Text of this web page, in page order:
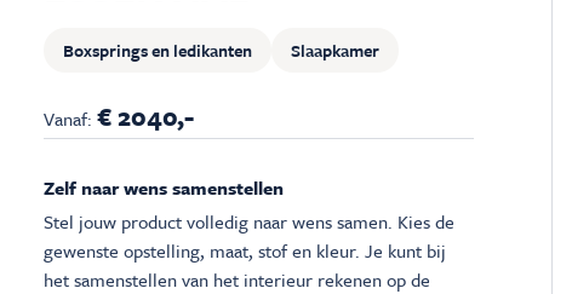
Boxsprings en ledikanten Slaapkamer
Vanaf:€ 2040,-
Zelf naar wens samenstellen
Stel jouw product volledig naar wens samen. Kies de
gewenste opstelling, maat, stof en kleur. Je kunt bij
het samenstellen van het interieur rekenen op de